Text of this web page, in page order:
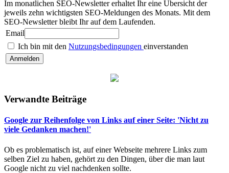
Im monatlichen SEO-Newsletter erhaltet Ihr eine Übersicht der
jeweils zehn wichtigsten SEO-Meldungen des Monats. Mit dem
SEO-Newsletter bleibt Ihr auf dem Laufenden.
Email
Ich bin mit den Nutzungsbedingungen einverstanden
Verwandte Beiträge
Google zur Reihenfolge von Links auf einer Seite: 'Nicht zu
viele Gedanken machen!'
Ob es problematisch ist, auf einer Webseite mehrere Links zum
selben Ziel zu haben, gehört zu den Dingen, über die man laut
Google nicht zu viel nachdenken sollte.